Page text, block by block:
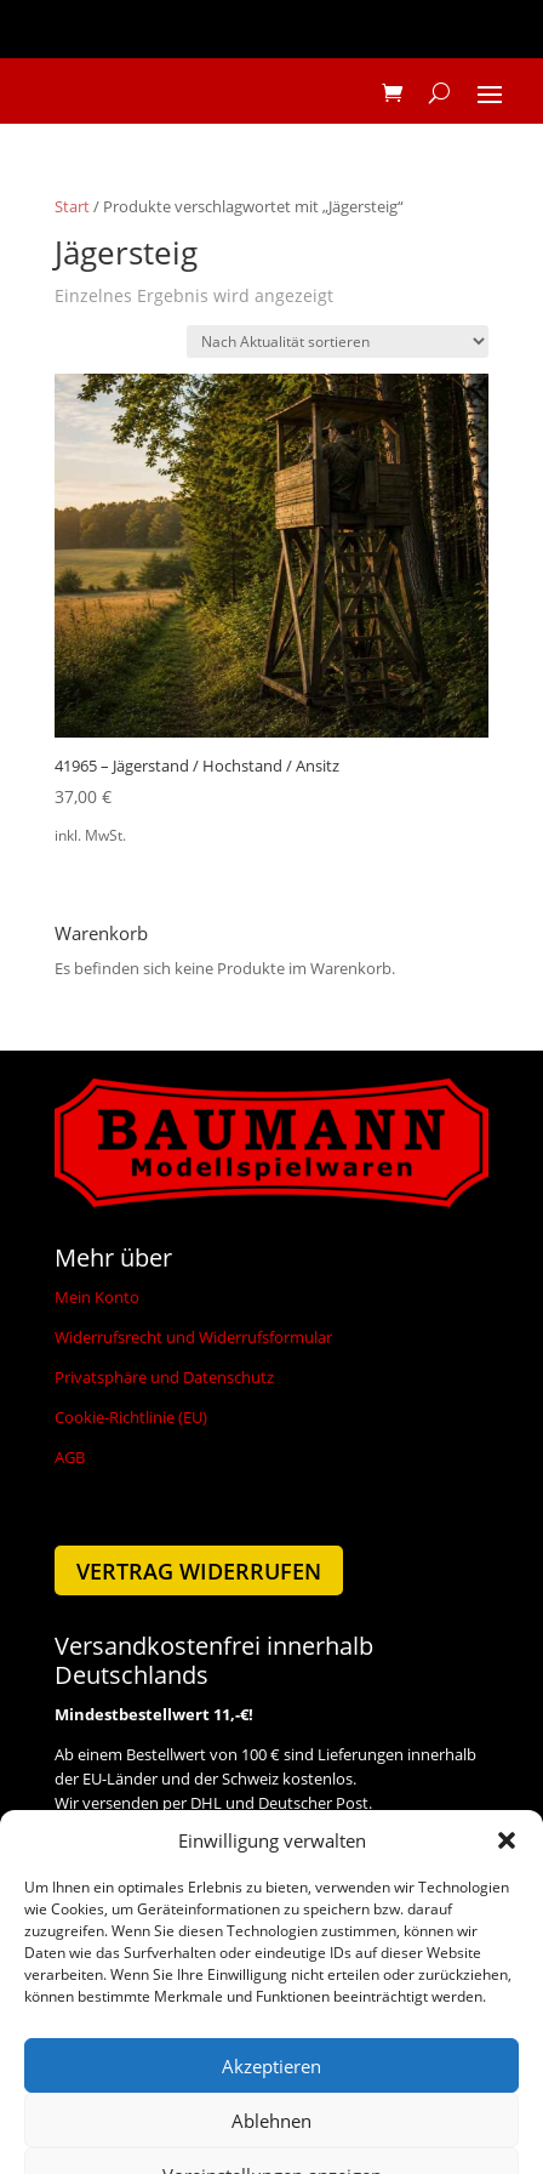
Einwilligung verwalten
Um Ihnen ein optimales Erlebnis zu bieten, verwenden wir Technologien
wie Cookies, um Geräteinformationen zu speichern bzw. darauf
zuzugreifen. Wenn Sie diesen Technologien zustimmen, können wir
Daten wie das Surfverhalten oder eindeutige IDs auf dieser Website
verarbeiten. Wenn Sie Ihre Einwilligung nicht erteilen oder zurückziehen,
können bestimmte Merkmale und Funktionen beeinträchtigt werden.
Akzeptieren
Ablehnen
Start/ Produkte verschlagwortet mit „Jägersteig“
Jägersteig
Einzelnes Ergebnis wird angezeigt
41965 – Jägerstand / Hochstand / Ansitz
37,00 €
inkl. MwSt.
Warenkorb
Es befinden sich keine Produkte im Warenkorb.
Mehr über
Mein Konto
Widerrufsrecht und Widerrufsformular
Privatsphäre und Datenschutz
Cookie-Richtlinie (EU)
AGB
VERTRAG WIDERRUFEN
Versandkostenfrei innerhalb
Deutschlands
Mindestbestellwert 11,-€!
Ab einem Bestellwert von 100 € sind Lieferungen innerhalb
der EU-Länder und der Schweiz kostenlos.
Wir versenden per DHL und Deutscher Post.
Versand
Zahlung
Baumann Modellspielwaren
Telefon (0 91 61) 33 84